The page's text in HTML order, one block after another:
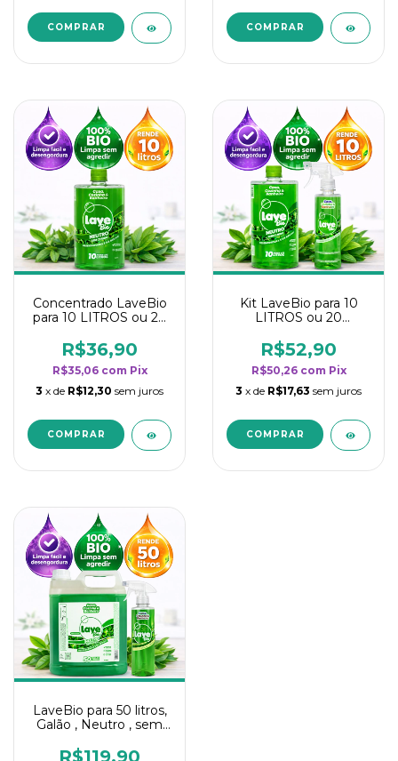
Concentrado LaveBio
para 10 LITROS ou 20
rendimento da
categoria - Neutro
R$36,90
R$35,06 com Pix
3 x de R$12,30 sem juros
Kit LaveBio para 10
LITROS ou 20
rendimento da
categoria - Neutro
R$52,90
R$50,26 com Pix
3 x de R$17,63 sem juros
LaveBio para 50 litros,
Galão , Neutro , sem